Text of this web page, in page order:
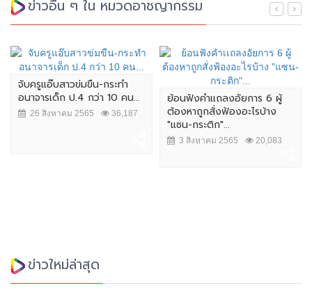
ข่าวอื่น ๆ ใน หมวดอาชญากรรม
จับครูแอ๊บสาวข่มขืน-กระทำ
อนาจารเด็ก ป.4 กว่า 10 คน...
26 สิงหาคม 2565 36,187
ย้อนฟังคำเเถลงอัยการ 6 ผู้
ต้องหาถูกสั่งฟ้องอะไรบ้าง
"แซน-กระติก"...
3 สิงหาคม 2565 20,083
ข่าวใหม่ล่าสุด